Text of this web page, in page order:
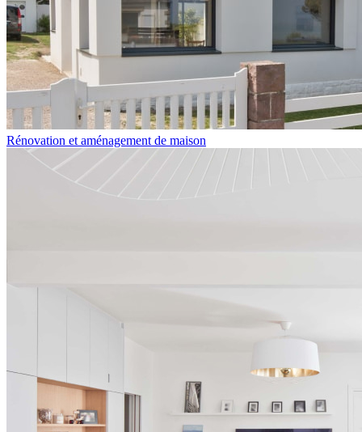
Rénovation et aménagement de maison